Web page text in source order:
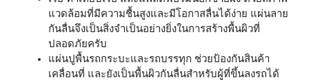
แวดล้อมที่มีความชื้นสูงและมีโอกาสลื่นได้ง่าย แผ่นลาย
กันลื่นจึงเป็นสิ่งจำเป็นอย่างยิ่งในการสร้างพื้นผิวที่
ปลอดภัยครับ
แผ่นปูพื้นรถกระบะและรถบรรทุก ช่วยป้องกันสินค้า
เคลื่อนที่ และยังเป็นพื้นผิวกันลื่นสำหรับผู้ที่ขึ้นลงรถได้